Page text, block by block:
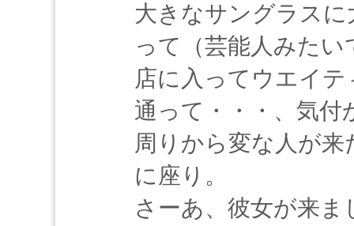
大きなサングラス
って（芸能人みたい
店に入ってウエイ
通って・・・、気付
周りから変な人が
に座り。
さーあ、彼女が来